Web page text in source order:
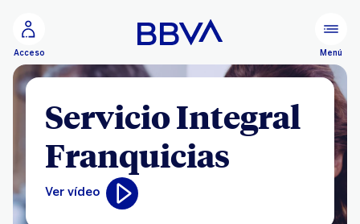
Acceso Menú
Servicio Integral
Franquicias
Ver vídeo